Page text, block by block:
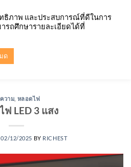
วาม หลอดไฟ
ฟ LED 3 แสง
02/12/2025 BY RICHEST
ธิภาพ และประสบการณ์ที่ดีในการ
ถศึกษารายละเอียดได้ที่
ด